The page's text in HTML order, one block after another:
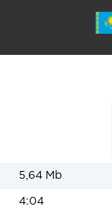
5,64 Mb
4:04